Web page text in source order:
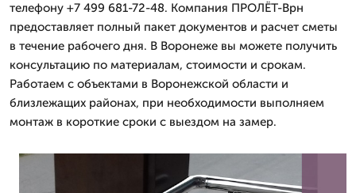
телефону +7 499 681-72-48. Компания ПРОЛЁТ-Врн
предоставляет полный пакет документов и расчет сметы
в течение рабочего дня. В Воронеже вы можете получить
консультацию по материалам, стоимости и срокам.
Работаем с объектами в Воронежской области и
близлежащих районах, при необходимости выполняем
монтаж в короткие сроки с выездом на замер.